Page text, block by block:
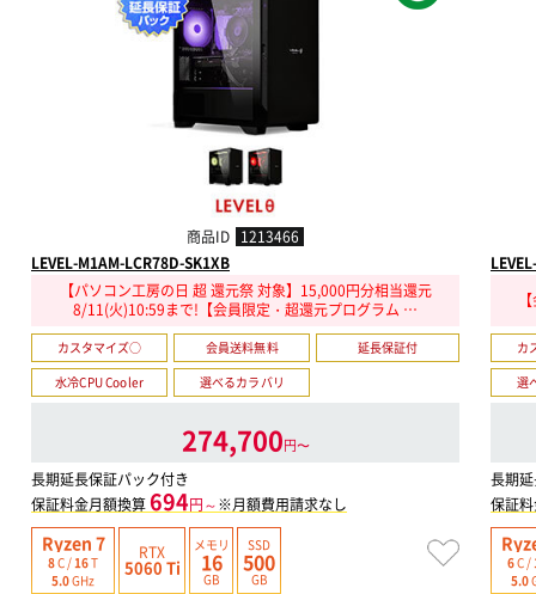
商品ID 1213466
LEVEL-M1AM-LCR78D-SK1XB
【パソコン工房の日 超 還元祭 対象】15,000円分相当還元
8/11(火)10:59まで!【会員限定・超還元プログラム …
カスタマイズ○ 会員送料無料
延長保証付
水冷CPU Cooler
選べるカラバリ
274,700円〜
長期延長保証パック付き
保証料金月額換算694円～※月額費用請求なし
Ryzen 7
8C /16T
5.0GHz
RTX
5060 Ti
メモリ
16
GB
SSD
500
GB
カ
選
長期
保証
6C /
5.0